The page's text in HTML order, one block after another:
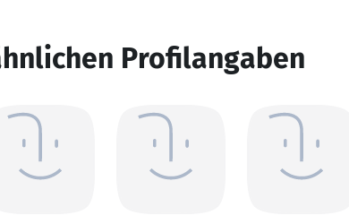
Profilangaben